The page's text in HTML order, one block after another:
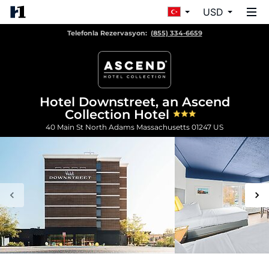
USD
Telefonla Rezervasyon: (855) 334-6659
Hotel Downstreet, an Ascend
Collection Hotel
40 Main St North Adams Massachusetts 01247 US